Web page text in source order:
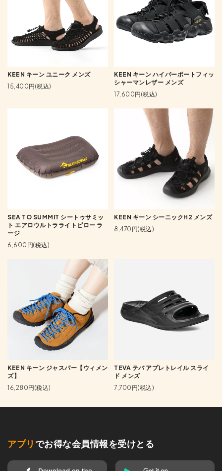
KEEN キーン ユニーク メンズ
15,400円(税込)
KEEN キーン ハイパーポートフィッ
シャーマンレザー メンズ
17,600円(税込)
SEA TO SUMMIT シートゥサミッ
ト エアロウルトラライトピロー ラ
ージ
6,600円(税込)
KEEN キーン シーニックH2 メンズ
8,470円(税込)
KEEN キーン ジャスパー【ウィメン
ズ】
16,280円(税込)
TEVA テバ アプレトレイル スライ
ド メンズ
7,700円(税込)
アプリ でお得な会員情報を受けとる